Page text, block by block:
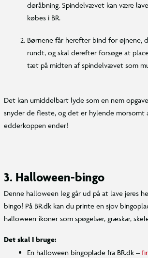
døråbning. Spindelvævet kan være
købes i BR.
Børnene får herefter bind for øjnene,
rundt, og skal derefter forsøge at
tæt på midten af spindelvævet som
Det kan umiddelbart lyde som en nem
snyder de fleste, og det er hylende morsomt
edderkoppen ender!
3. Halloween-bingo
Denne halloween leg går ud på at lave jeres
bingo! På BR.dk kan du printe en sjov
halloween-ikoner som spøgelser, græskar,
Det skal I bruge:
En halloween bingoplade fra BR.dk –